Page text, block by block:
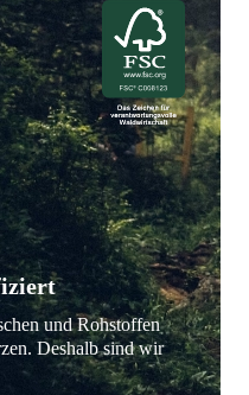
und Rohstoffen
Deshalb sind wir